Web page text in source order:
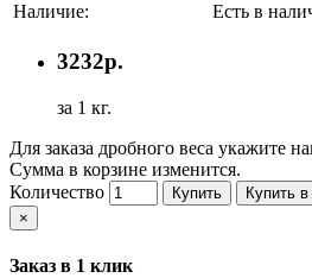
Наличие:
Есть в
3232р.
за 1 кг.
Для заказа дробного веса укажите
Сумма в корзине изменится.
Количество
Купить Купить
×
Заказ в 1 клик